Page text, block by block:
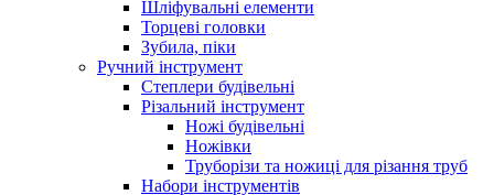
Шліфувальні елементи
Торцеві головки
Зубила, піки
Ручний інструмент
Степлери будівельні
Різальний інструмент
Ножі будівельні
Ножівки
Труборізи та ножиці для різання труб
Набори інструментів